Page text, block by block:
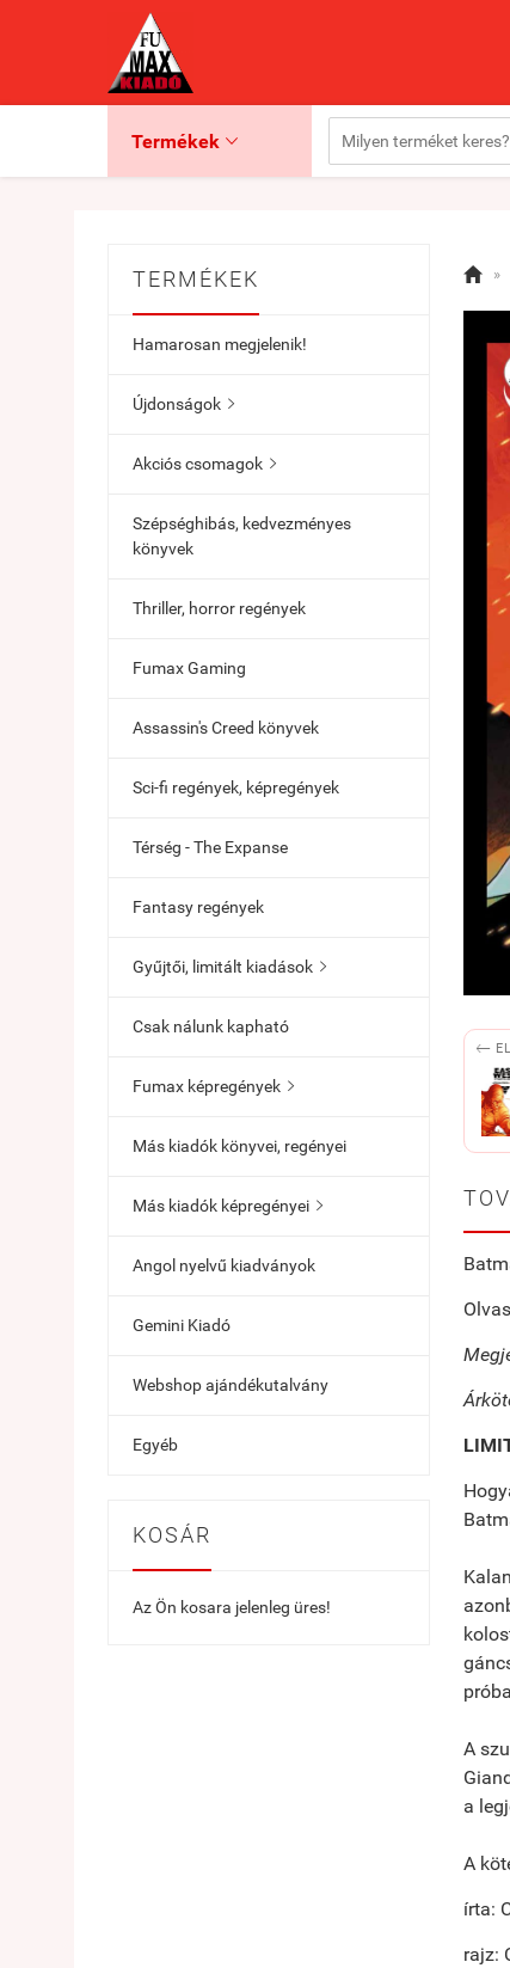
Termékek 
TERMÉKEK
Hamarosan megjelenik!
Újdonságok 
Akciós csomagok 
Szépséghibás, kedvezményes
könyvek
Thriller, horror regények
Fumax Gaming
Assassin's Creed könyvek
Sci-fi regények, képregények
Térség - The Expanse
Fantasy regények
Gyűjtői, limitált kiadások 
Csak nálunk kapható
Fumax képregények 
Más kiadók könyvei, regényei
Más kiadók képregényei 
Angol nyelvű kiadványok
Gemini Kiadó
Webshop ajándékutalvány
Egyéb
KOSÁR
Az Ön kosara jelenleg üres!
 »

A
a
A
írta:
rajz: